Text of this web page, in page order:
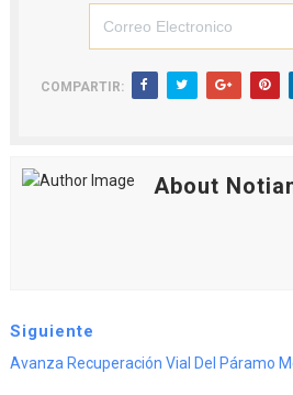
COMPARTIR:
About
Siguiente
Avanza Recuperación Vial Del Páramo